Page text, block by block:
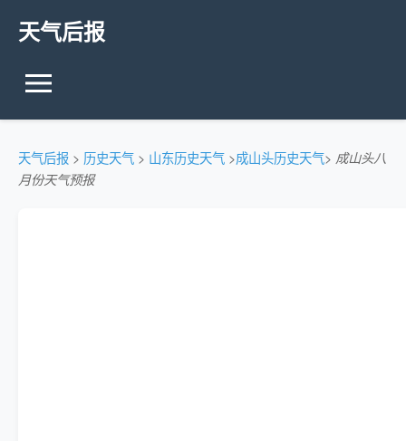
天气后报
天气后报 > 历史天气 > 山东历史天气 >成山头历史天气> 成山头八
月份天气预报